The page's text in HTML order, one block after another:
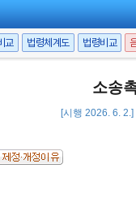
교 법령체계도 법령비교
소송
[시행 2026. 6.